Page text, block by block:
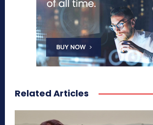
Related Articles